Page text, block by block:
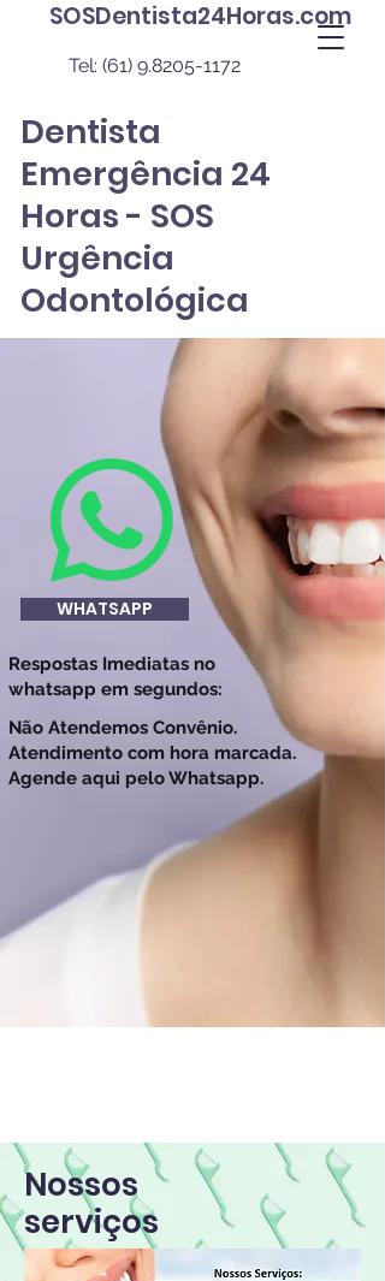
SOSDentista24Horas.com
Tel: (61) 9.8205-1172
Dentista
Emergência 24
Horas - SOS
Urgência
Odontológica
Respostas Imediatas no
whatsapp em segundos:
Não Atendemos Convênio.
Atendimento com hora marcada.
Agende aqui pelo Whatsapp.
WHATSAPP
Nossos
serviços